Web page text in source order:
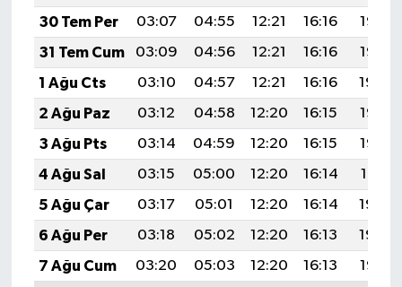
30 Tem Per
03:07 04:55 12:21 16:16
19:37
31 Tem Cum
03:09 04:56 12:21 16:16
19:36
1 Ağu Cts
03:10 04:57 12:21 16:16
19:34
2 Ağu Paz
03:12 04:58 12:20 16:15
19:33
3 Ağu Pts
03:14 04:59 12:20 16:15
19:32
4 Ağu Sal
03:15 05:00 12:20 16:14
19:31
5 Ağu Çar
03:17 05:01 12:20 16:14
19:30
6 Ağu Per
03:18 05:02 12:20 16:13
19:29
7 Ağu Cum
03:20 05:03 12:20 16:13
19:27